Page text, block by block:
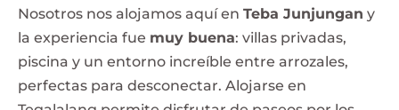
Nosotros nos alojamos aquí en Teba Junjungan y
la experiencia fue muy buena: villas privadas,
piscina y un entorno increíble entre arrozales,
perfectas para desconectar. Alojarse en